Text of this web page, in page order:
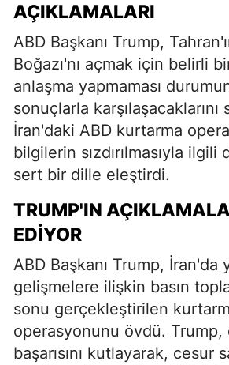
AÇIKLAMALARI
ABD Başkanı Trump,
Boğazı'nı açmak için belirli
anlaşma yapmaması
sonuçlarla karşılaşacaklarını
İran'daki ABD kurtarma
bilgilerin sızdırılmasıyla ilgili
sert bir dille eleştirdi.
TRUMP'IN
EDIYOR
ABD Başkanı Trump, İran'da
gelişmelere ilişkin basın
sonu gerçekleştirilen
operasyonunu övdü. Trump,
başarısını kutlayarak, cesur